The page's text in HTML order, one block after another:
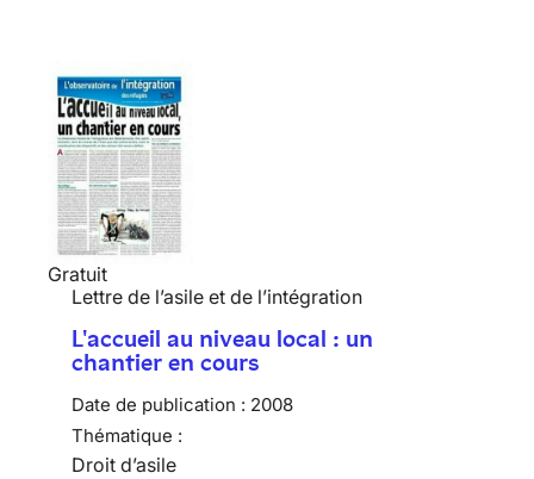
Gratuit
Lettre de l’asile et de l’intégration
L'accueil au niveau local : un
chantier en cours
Date de publication : 2008
Thématique :
Droit d’asile